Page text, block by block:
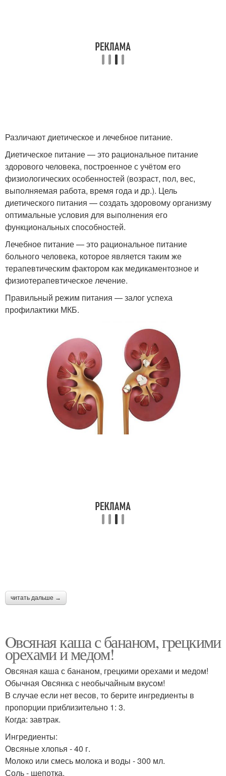
Различают диетическое и лечебное питание.
Диетическое питание — это рациональное питание
здорового человека, построенное с учётом его
физиологических особенностей (возраст, пол, вес,
выполняемая работа, время года и др.). Цель
диетического питания — создать здоровому организму
оптимальные условия для выполнения его
функциональных способностей.
Лечебное питание — это рациональное питание
больного человека, которое является таким же
терапевтическим фактором как медикаментозное и
физиотерапевтическое лечение.
Правильный режим питания — залог успеха
профилактики МКБ.
читать дальше →
Oвсяная каша с бананом, грецкими
орехами и медом!
Oвсяная каша с бананом, грецкими орехами и медом!
Обычная Овсянка с необычайным вкусом!
В случае если нет весов, то берите ингредиенты в
пропорции приблизительно 1: 3.
Когда: завтрак.
Ингредиенты:
Овсяные хлопья - 40 г.
Молоко или смесь молока и воды - 300 мл.
Соль - щепотка.